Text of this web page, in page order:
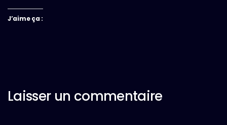
J’aime ça :
Laisser un commentaire